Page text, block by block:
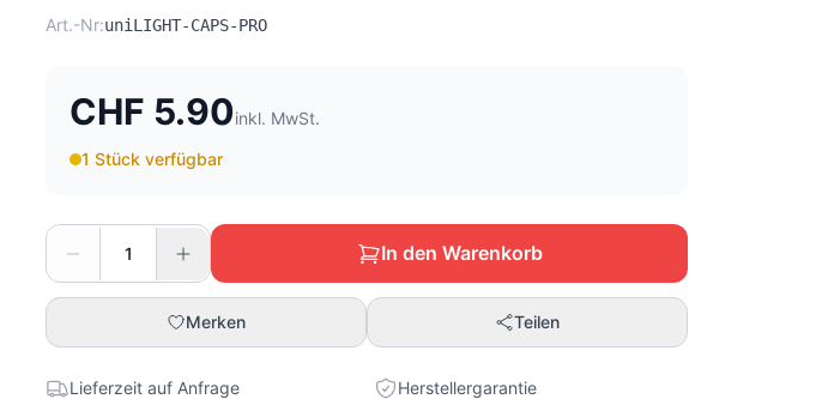
Art.-Nr:uniLIGHT-CAPS-PRO
CHF 5.90inkl. MwSt.
1 Stück verfügbar
In den Warenkorb
Merken Teilen
Lieferzeit auf Anfrage
Herstellergarantie